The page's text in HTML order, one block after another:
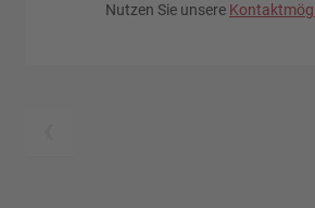
Nutzen Sie unsere